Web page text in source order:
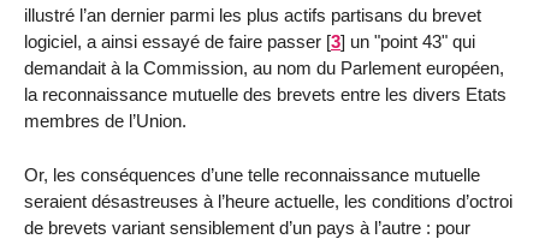
illustré l’an dernier parmi les plus actifs partisans du brevet
logiciel, a ainsi essayé de faire passer [3] un "point 43" qui
demandait à la Commission, au nom du Parlement européen,
la reconnaissance mutuelle des brevets entre les divers Etats
membres de l’Union.
Or, les conséquences d’une telle reconnaissance mutuelle
seraient désastreuses à l’heure actuelle, les conditions d’octroi
de brevets variant sensiblement d’un pays à l’autre : pour